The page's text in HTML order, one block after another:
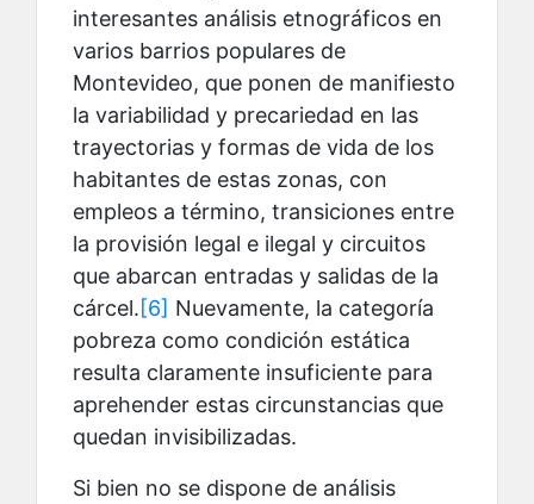
interesantes análisis etnográficos en
varios barrios populares de
Montevideo, que ponen de manifiesto
la variabilidad y precariedad en las
trayectorias y formas de vida de los
habitantes de estas zonas, con
empleos a término, transiciones entre
la provisión legal e ilegal y circuitos
que abarcan entradas y salidas de la
cárcel.[6] Nuevamente, la categoría
pobreza como condición estática
resulta claramente insuficiente para
aprehender estas circunstancias que
quedan invisibilizadas.
Si bien no se dispone de análisis